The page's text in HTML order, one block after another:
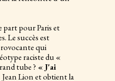
part pour Paris et
Le succès est
qui
raciste du «
tube ? « J'ai
Jean Lion et obtient la